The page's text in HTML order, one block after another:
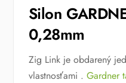
Silon
0,28mm
Zig Link je obdarený
vlastnosťami . Gardner